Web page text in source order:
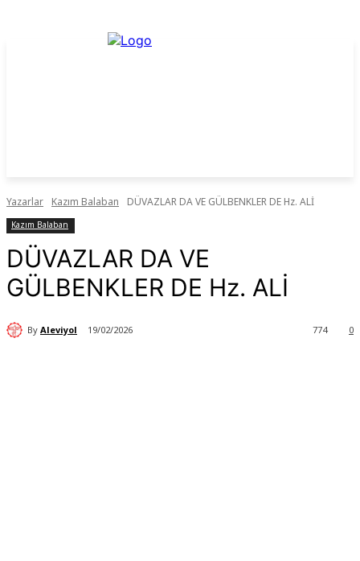
Yazarlar Kazım Balaban DÜVAZLAR DA VE GÜLBENKLER DE Hz. ALİ
Kazım Balaban
DÜVAZLAR DA VE
GÜLBENKLER DE Hz. ALİ
By Aleviyol 19/02/2026 0
774